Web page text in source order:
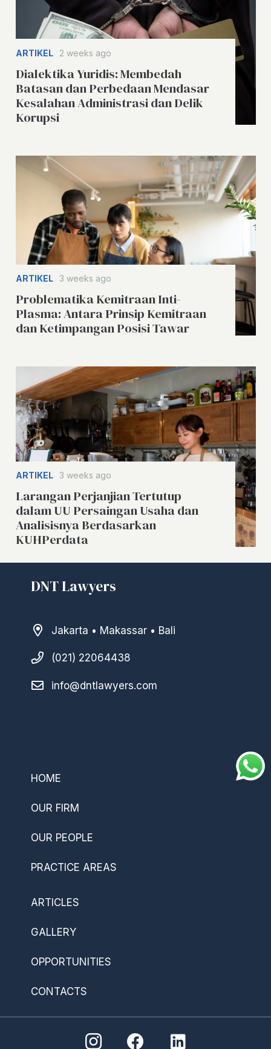
ARTIKEL 2 weeks ago
Dialektika Yuridis: Membedah
Batasan dan Perbedaan Mendasar
Kesalahan Administrasi dan Delik
Korupsi
ARTIKEL 3 weeks ago
Problematika Kemitraan Inti-
Plasma: Antara Prinsip Kemitraan
dan Ketimpangan Posisi Tawar
ARTIKEL 3 weeks ago
Larangan Perjanjian Tertutup
dalam UU Persaingan Usaha dan
Analisisnya Berdasarkan
KUHPerdata
DNT Lawyers
Jakarta • Makassar • Bali
(021) 22064438
info@dntlawyers.com
HOME
OUR FIRM
OUR PEOPLE
PRACTICE AREAS
ARTICLES
GALLERY
OPPORTUNITIES
CONTACTS